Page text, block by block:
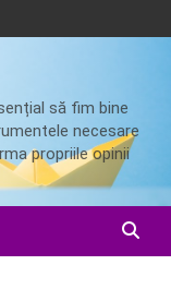
să fim bine
necesare
propriile opinii